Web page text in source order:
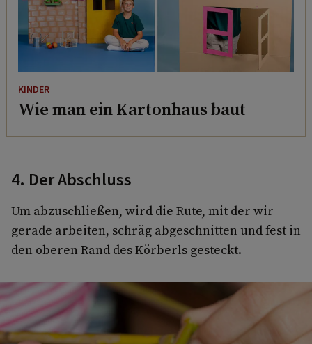
KINDER
Wie man ein Kartonhaus baut
4. Der Abschluss
Um abzuschließen, wird die Rute, mit der wir
gerade arbeiten, schräg abgeschnitten und fest in
den oberen Rand des Körberls gesteckt.